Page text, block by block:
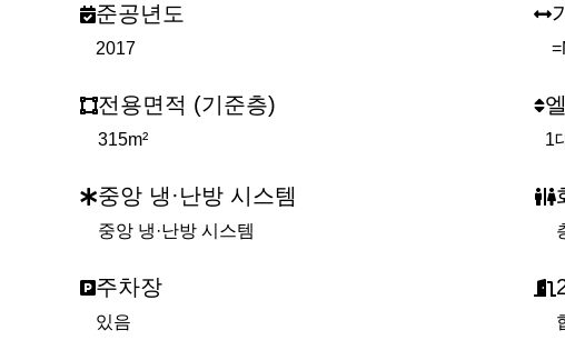
준공년도
2017
전용면적 (기준층)
315m² 1
중앙 냉·난방 시스템
중앙 냉·난방 시스템
주차장
있음